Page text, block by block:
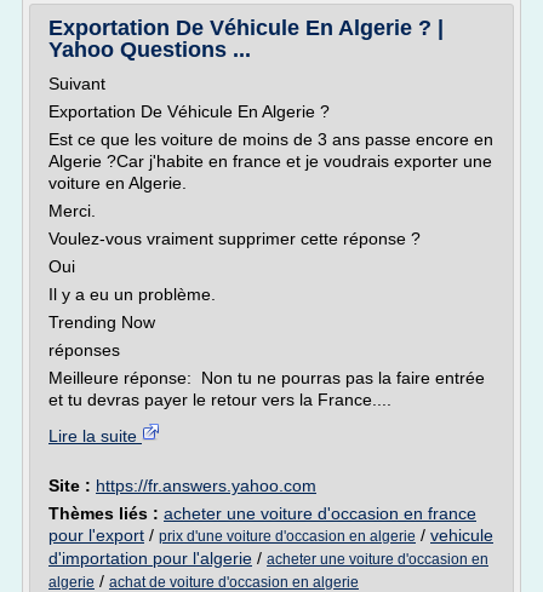
Exportation De Véhicule En Algerie ? |
Yahoo Questions ...
Suivant
Exportation De Véhicule En Algerie ?
Est ce que les voiture de moins de 3 ans passe encore en
Algerie ?Car j'habite en france et je voudrais exporter une
voiture en Algerie.
Merci.
Voulez-vous vraiment supprimer cette réponse ?
Oui
Il y a eu un problème.
Trending Now
réponses
Meilleure réponse: Non tu ne pourras pas la faire entrée
et tu devras payer le retour vers la France....
Lire la suite
Site : https://fr.answers.yahoo.com
Thèmes liés : acheter une voiture d'occasion en france
pour l'export / prix d'une voiture d'occasion en algerie / vehicule
d'importation pour l'algerie / acheter une voiture d'occasion en
algerie / achat de voiture d'occasion en algerie